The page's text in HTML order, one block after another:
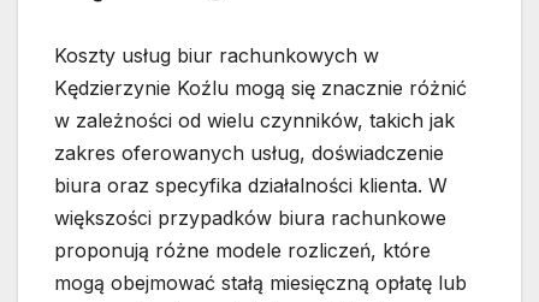
Koszty usług biur rachunkowych w
Kędzierzynie Koźlu mogą się znacznie różnić
w zależności od wielu czynników, takich jak
zakres oferowanych usług, doświadczenie
biura oraz specyfika działalności klienta. W
większości przypadków biura rachunkowe
proponują różne modele rozliczeń, które
mogą obejmować stałą miesięczną opłatę lub